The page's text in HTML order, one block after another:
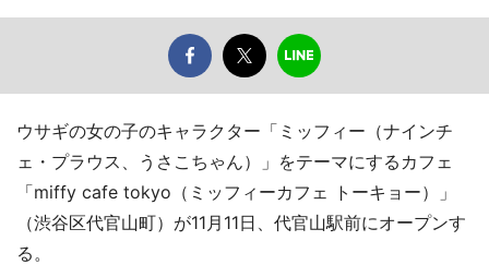
ウサギの女の子のキャラクター「ミッフィー（ナインチ
ェ・プラウス、うさこちゃん）」をテーマにするカフェ
「miffy cafe tokyo（ミッフィーカフェ トーキョー）」
（渋谷区代官山町）が11月11日、代官山駅前にオープンす
る。